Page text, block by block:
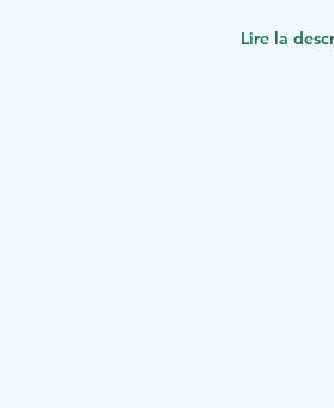
Laita viestiä rohkeasti
Lire la